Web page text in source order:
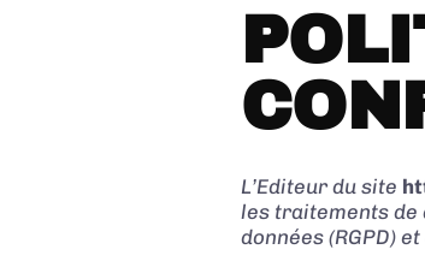
L’Editeur du site
les traitements de
données (RGPD)